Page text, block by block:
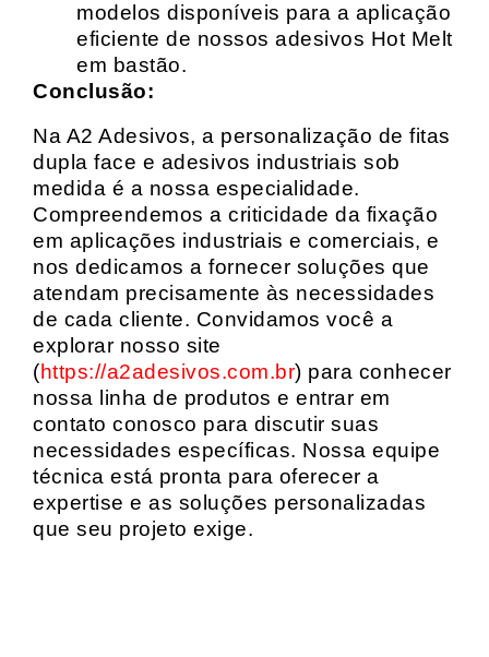
modelos disponíveis para a aplicação
eficiente de nossos adesivos Hot Melt
em bastão.
Conclusão:
Na A2 Adesivos, a personalização de fitas
dupla face e adesivos industriais sob
medida é a nossa especialidade.
Compreendemos a criticidade da fixação
em aplicações industriais e comerciais, e
nos dedicamos a fornecer soluções que
atendam precisamente às necessidades
de cada cliente. Convidamos você a
explorar nosso site
(https://a2adesivos.com.br) para conhecer
nossa linha de produtos e entrar em
contato conosco para discutir suas
necessidades específicas. Nossa equipe
técnica está pronta para oferecer a
expertise e as soluções personalizadas
que seu projeto exige.